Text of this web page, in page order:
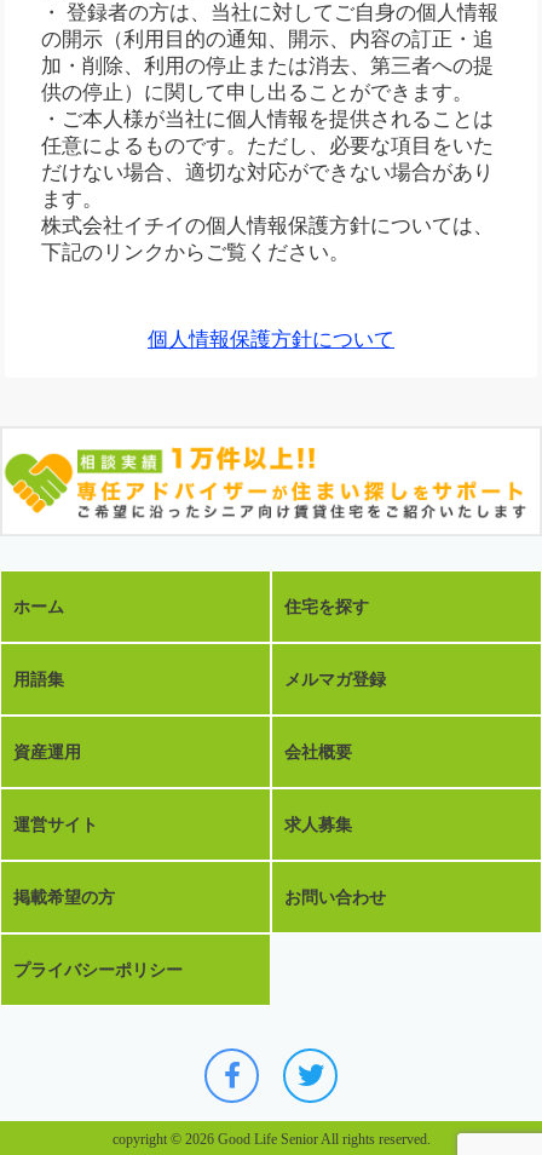
・ 登録者の方は、当社に対してご自身の個人情報
の開示（利用目的の通知、開示、内容の訂正・追
加・削除、利用の停止または消去、第三者への提
供の停止）に関して申し出ることができます。
・ご本人様が当社に個人情報を提供されることは
任意によるものです。ただし、必要な項目をいた
だけない場合、適切な対応ができない場合があり
ます。
株式会社イチイの個人情報保護方針については、
下記のリンクからご覧ください。
個人情報保護方針について
ホーム 住宅を探す
用語集 メルマガ登録
資産運用 会社概要
運営サイト 求人募集
掲載希望の方 お問い合わせ
プライバシーポリシー
copyright © 2026 Good Life Senior All rights reserved.